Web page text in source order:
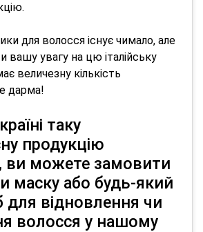
для волосся існує чимало, але
вашу увагу на цю італійську
величезну кількість
дарма!
таку
продукцію
ви можете замовити
маску або будь-який
для відновлення чи
волосся у нашому